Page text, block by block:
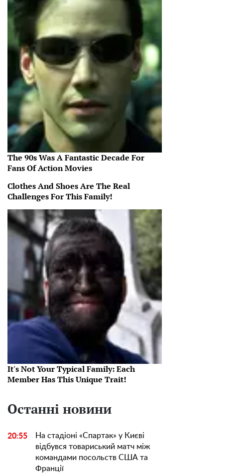
The 90s Was A Fantastic Decade For
Fans Of Action Movies
Clothes And Shoes Are The Real
Challenges For This Family!
It's Not Your Typical Family: Each
Member Has This Unique Trait!
Останні новини
20:55
На стадіоні «Спартак» у Києві
відбувся товариський матч між
командами посольств США та
Франції